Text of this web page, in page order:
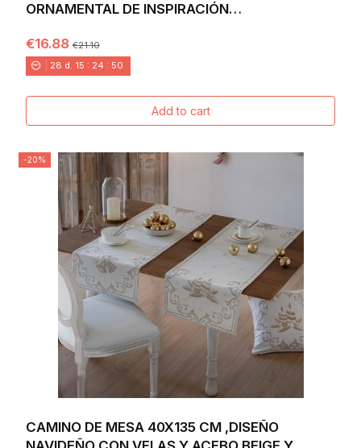
ORNAMENTAL DE INSPIRACIÓN
€16.88€21.10
28 d. 15 : 24 : 48
Add to cart
-20%
CAMINO DE MESA 40X135 CM ,DISEÑO